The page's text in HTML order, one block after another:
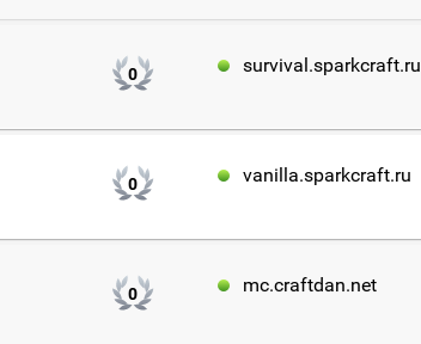
0 survival.sparkcraft.ru
0 vanilla.sparkcraft.ru
0 mc.craftdan.net